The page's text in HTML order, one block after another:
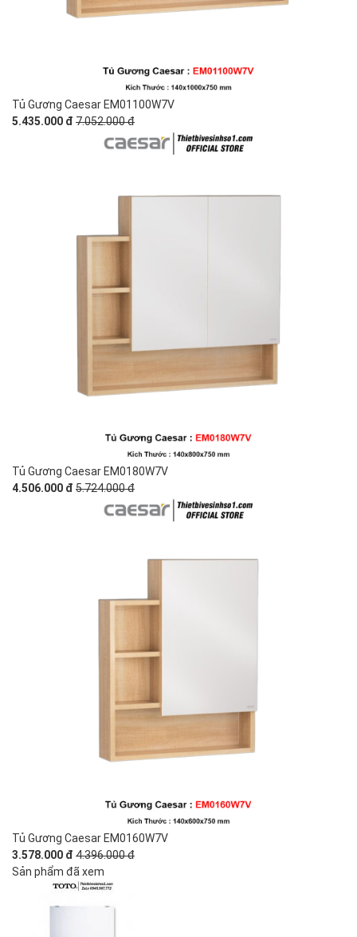
Tủ Gương Caesar EM01100W7V
5.435.000 đ 7.052.000 đ
Tủ Gương Caesar EM0180W7V
4.506.000 đ 5.724.000 đ
Tủ Gương Caesar EM0160W7V
3.578.000 đ 4.396.000 đ
Sản phẩm đã xem